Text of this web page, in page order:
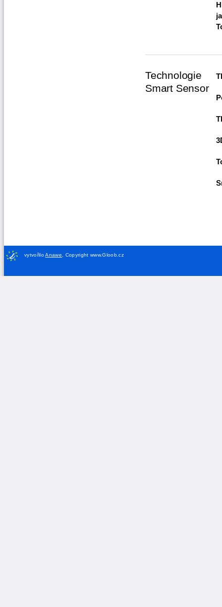
Technologie
Smart Sensor
vytvořiloAnawe Copyright www.Gloob.cz